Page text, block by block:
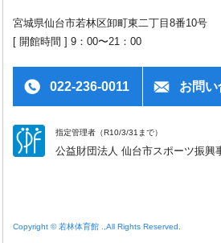
宮城県仙台市若林区卸町東二丁目8番10号
[ 開館時間 ] 9：00〜21：00
022-236-0011 お問
指定管理者（R10/3/31まで）
公益財団法人 仙台市スポーツ振興
Copyright © 若林体育館 .,All Rights Reserved.